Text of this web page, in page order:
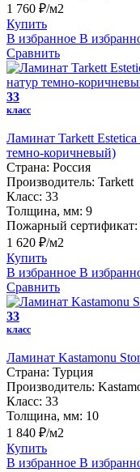
1 760 ₽/м2
Купить
В избранное В
Сравнить
33
класс
Ламинат Tarkett
темно-коричневый)
Страна: Россия
Производитель: Tarkett
Класс: 33
Толщина, мм: 9
Пожарный сертификат:
1 620 ₽/м2
Купить
В избранное В
Сравнить
33
класс
Ламинат Kastamonu
Страна: Турция
Производитель:
Класс: 33
Толщина, мм: 10
1 840 ₽/м2
Купить
В избранное В